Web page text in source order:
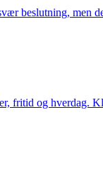
beslutning, men
fritid og hverdag.